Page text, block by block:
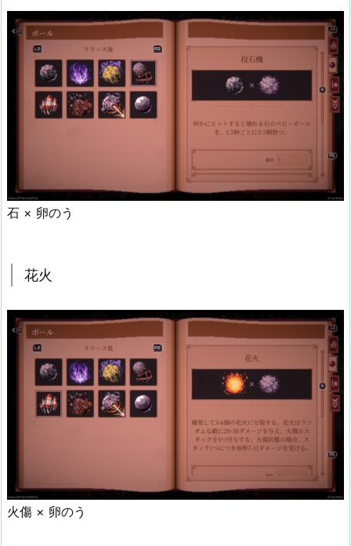
石 × 卵のう
花火
火傷 × 卵のう